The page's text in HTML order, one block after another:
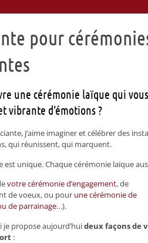
pour
une cérémonie laïque qui vous
vibrante d’émotions ?
j’aime imaginer et célébrer des
qui réunissent, qui marquent.
est unique. Chaque cérémonie laïque
votre cérémonie d’engagement, de
de voeux, ou pour une cérémonie de
de parrainage…).
je propose aujourd’huideux façons de
: